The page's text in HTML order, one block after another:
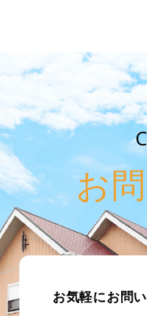
お
お気軽にお問